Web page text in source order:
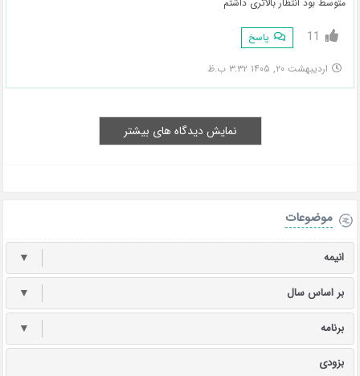
متوسط بود انتظار بالاترى داشتم
11 پاسخ
اردیبهشت ۲۰, ۱۴۰۵ ۳:۳۲ ب.ظ
نمایش دیدگاه های بیشتر
موضوعات
انیمه ▼
بر اساس سال ▼
برنامه ▼
بزودی